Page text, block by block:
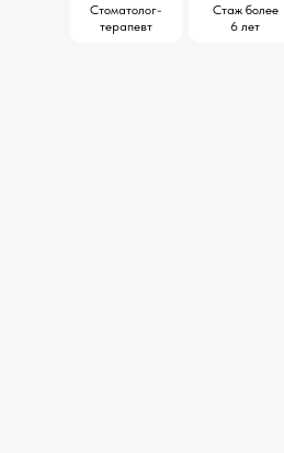
Стоматолог-
терапевт
Стаж более
6 лет